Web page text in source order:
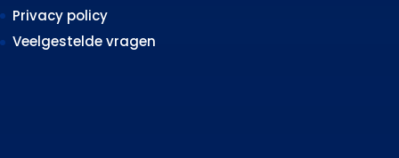
Privacy policy
Veelgestelde vragen